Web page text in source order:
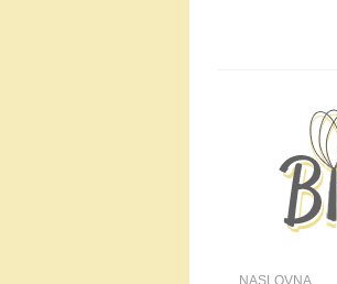
NASLOVNA